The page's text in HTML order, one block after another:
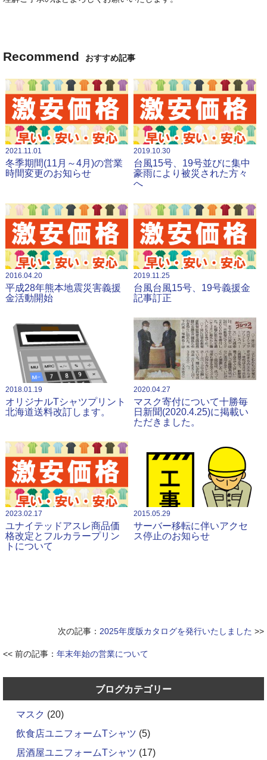
Recommend おすすめ記事
2021.11.01
冬季期間(11月～4月)の営業
時間変更のお知らせ
2019.10.30
台風15号、19号並びに集中
豪雨により被災された方々
へ
2016.04.20
平成28年熊本地震災害義援
金活動開始
2019.11.25
台風台風15号、19号義援金
記事訂正
2018.01.19
オリジナルTシャツプリント
北海道送料改訂します。
2020.04.27
マスク寄付について十勝毎
日新聞(2020.4.25)に掲載い
ただきました。
2023.02.17
ユナイテッドアスレ商品価
格改定とフルカラープリン
トについて
2015.05.29
サーバー移転に伴いアクセ
ス停止のお知らせ
次の記事： 2025年度版カタログを発行いたしました >>
<< 前の記事： 年末年始の営業について
ブログカテゴリー
マスク (20)
飲食店ユニフォームTシャツ (5)
居酒屋ユニフォームTシャツ (17)